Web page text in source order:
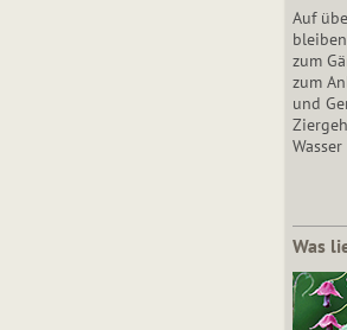
Auf
zum
zum
und
Was